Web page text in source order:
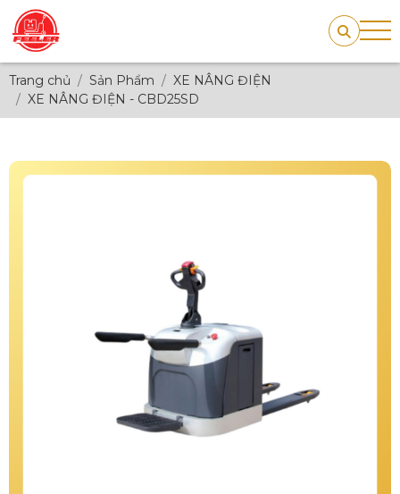
Trang chủ Sản Phẩm
XE NÂNG ĐIỆN
XE NÂNG ĐIỆN - CBD25SD